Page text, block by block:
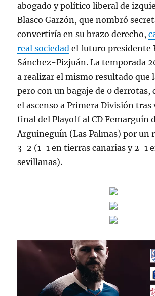
abogado y político liberal de
Blasco Garzón, que nombró
convertiría en su brazo derecho,
real sociedad el futuro presidente
Sánchez-Pizjuán. La temporada
a realizar el mismo resultado que
pero con un bagaje de 0 derrotas,
el ascenso a Primera División tras
final del Playoff al CD Femarguín
Arguineguín (Las Palmas) por un
3-2 (1-1 en tierras canarias y 2-1
sevillanas).